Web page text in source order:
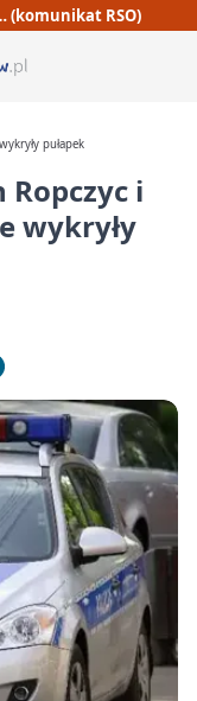
(komunikat RSO)
pułapek
Ropczyc i
wykryły